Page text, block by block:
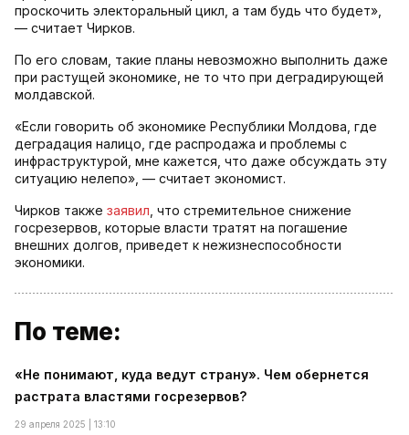
проскочить электоральный цикл, а там будь что будет»,
— считает Чирков.
По его словам, такие планы невозможно выполнить даже
при растущей экономике, не то что при деградирующей
молдавской.
«Если говорить об экономике Республики Молдова, где
деградация налицо, где распродажа и проблемы с
инфраструктурой, мне кажется, что даже обсуждать эту
ситуацию нелепо», — считает экономист.
Чирков также заявил , что стремительное снижение
госрезервов, которые власти тратят на погашение
внешних долгов, приведет к нежизнеспособности
экономики.
По теме:
«Не понимают, куда ведут страну». Чем обернется
растрата властями госрезервов?
29 апреля 2025 | 13:10